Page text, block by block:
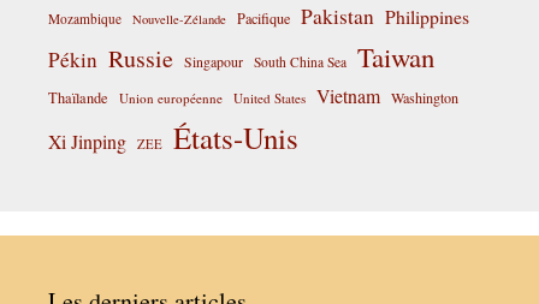
Mozambique Nouvelle-Zélande Pacifique Pakistan Philippines
Pékin Russie Singapour South China Sea Taiwan
Thaïlande Union européenne United States Vietnam Washington
Xi Jinping ZEE États-Unis